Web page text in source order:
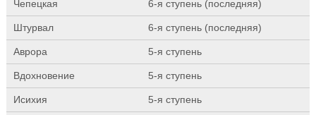
Чепецкая 6-я ступень (последняя)
Штурвал 6-я ступень (последняя)
Аврора 5-я ступень
Вдохновение 5-я ступень
Исихия 5-я ступень